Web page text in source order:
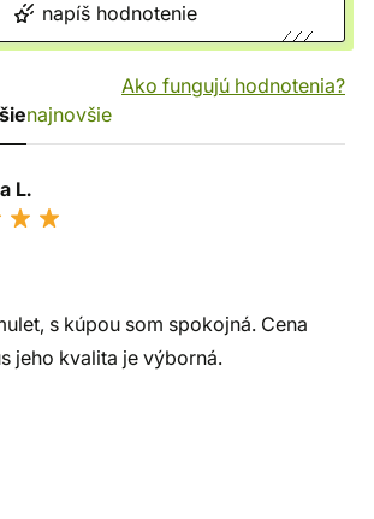
napíš hodnotenie
Ako fungujú hodnotenia?
najnovšie
L.
s kúpou som spokojná. Cena
jeho kvalita je výborná.